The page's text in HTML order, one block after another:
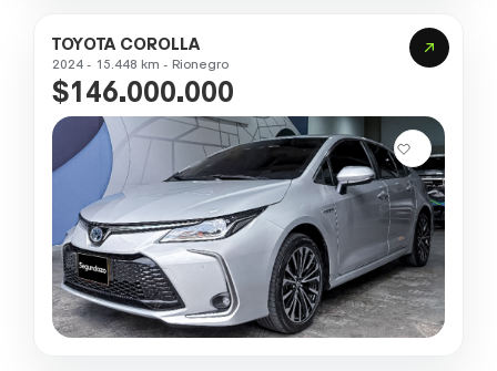
TOYOTA COROLLA
2024 - 15.448 km - Rionegro
$146.000.000